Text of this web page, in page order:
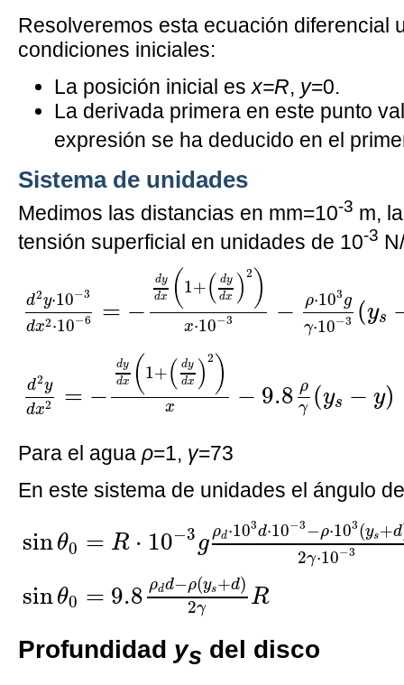
Resolveremos esta ecuación diferencial
condiciones iniciales:
La posición inicial esx=R, y=0.
La derivada primera en este punto
expresión se ha deducido en el
Sistema de unidades
Medimos las distancias en mm=10-3 m,
tensión superficial en unidades de 10-3
d2y⋅10−3
dx2⋅10−6 = −
dy
dx ( 1+( dy
dx )2 )
x⋅10−3 − ρ⋅103g
γ⋅10−3 (ys
d2y
dx2 = −
dy
dx ( 1+( dy
dx )2 )
x − 9.8 ρ
γ (ys − y)
2· 10 6 =−d
Para el agua ρ=1, γ=73
En este sistema de unidades el ángulo
sin θ0 = R ⋅ 10−3g
ρd⋅103d⋅10−3−ρ⋅103(ys+d
2γ⋅10−3
sin θ0 = 9.8 ρdd−ρ(ys+d)
2γ R
103 d·10 3−ρ 10
Profundidad ys del disco